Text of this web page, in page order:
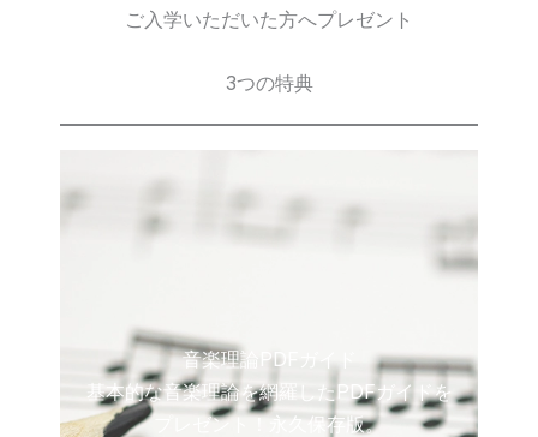
ご入学いただいた方へプレゼント
3つの特典
音楽理論PDFガイド
基本的な音楽理論を網羅したPDFガイドを
プレゼント！永久保存版。